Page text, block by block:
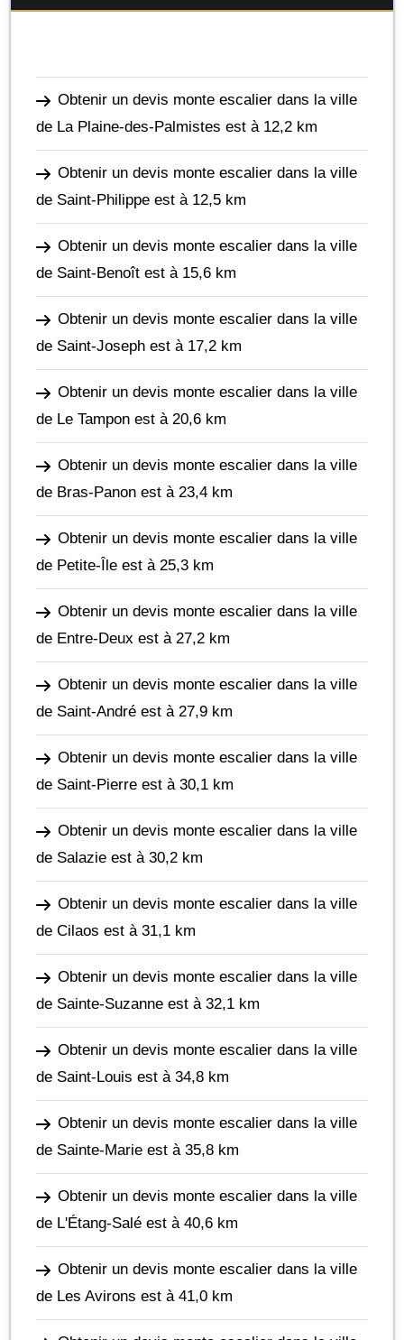
Obtenir un devis monte escalier dans la ville
de La Plaine-des-Palmistes est à 12,2 km
Obtenir un devis monte escalier dans la ville
de Saint-Philippe est à 12,5 km
Obtenir un devis monte escalier dans la ville
de Saint-Benoît est à 15,6 km
Obtenir un devis monte escalier dans la ville
de Saint-Joseph est à 17,2 km
Obtenir un devis monte escalier dans la ville
de Le Tampon est à 20,6 km
Obtenir un devis monte escalier dans la ville
de Bras-Panon est à 23,4 km
Obtenir un devis monte escalier dans la ville
de Petite-Île est à 25,3 km
Obtenir un devis monte escalier dans la ville
de Entre-Deux est à 27,2 km
Obtenir un devis monte escalier dans la ville
de Saint-André est à 27,9 km
Obtenir un devis monte escalier dans la ville
de Saint-Pierre est à 30,1 km
Obtenir un devis monte escalier dans la ville
de Salazie est à 30,2 km
Obtenir un devis monte escalier dans la ville
de Cilaos est à 31,1 km
Obtenir un devis monte escalier dans la ville
de Sainte-Suzanne est à 32,1 km
Obtenir un devis monte escalier dans la ville
de Saint-Louis est à 34,8 km
Obtenir un devis monte escalier dans la ville
de Sainte-Marie est à 35,8 km
Obtenir un devis monte escalier dans la ville
de L'Étang-Salé est à 40,6 km
Obtenir un devis monte escalier dans la ville
de Les Avirons est à 41,0 km